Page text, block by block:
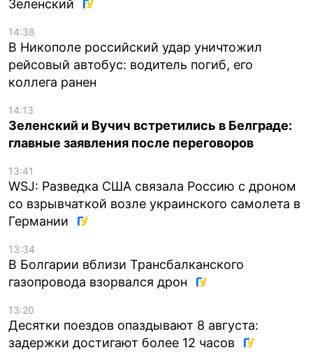
Зеленский
14:38
В Никополе российский удар уничтожил
рейсовый автобус: водитель погиб, его
коллега ранен
14:13
Зеленский и Вучич встретились в Белграде:
главные заявления после переговоров
13:41
WSJ: Разведка США связала Россию с дроном
со взрывчаткой возле украинского самолета в
Германии
13:34
В Болгарии вблизи Трансбалканского
газопровода взорвался дрон
13:20
Десятки поездов опаздывают 8 августа:
задержки достигают более 12 часов